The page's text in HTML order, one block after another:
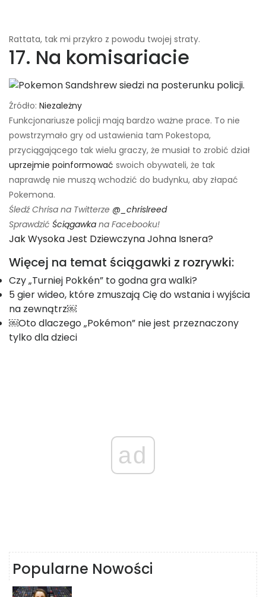
Rattata, tak mi przykro z powodu twojej straty.
17. Na komisariacie
Źródło: Niezależny
Funkcjonariusze policji mają bardzo ważne prace. To nie
powstrzymało gry od ustawienia tam Pokestopa,
przyciągającego tak wielu graczy, że musiał to zrobić dział
uprzejmie poinformować swoich obywateli, że tak
naprawdę nie muszą wchodzić do budynku, aby złapać
Pokemona.
Śledź Chrisa na Twitterze @_chrislreed
Sprawdzić Ściągawka na Facebooku!
Jak Wysoka Jest Dziewczyna Johna Isnera?
Więcej na temat ściągawki z rozrywki:
Czy „Turniej Pokkén” to godna gra walki?
5 gier wideo, które zmuszają Cię do wstania i wyjścia
na zewnątrz￼
￼Oto dlaczego „Pokémon” nie jest przeznaczony
tylko dla dzieci
ad
Popularne Nowości